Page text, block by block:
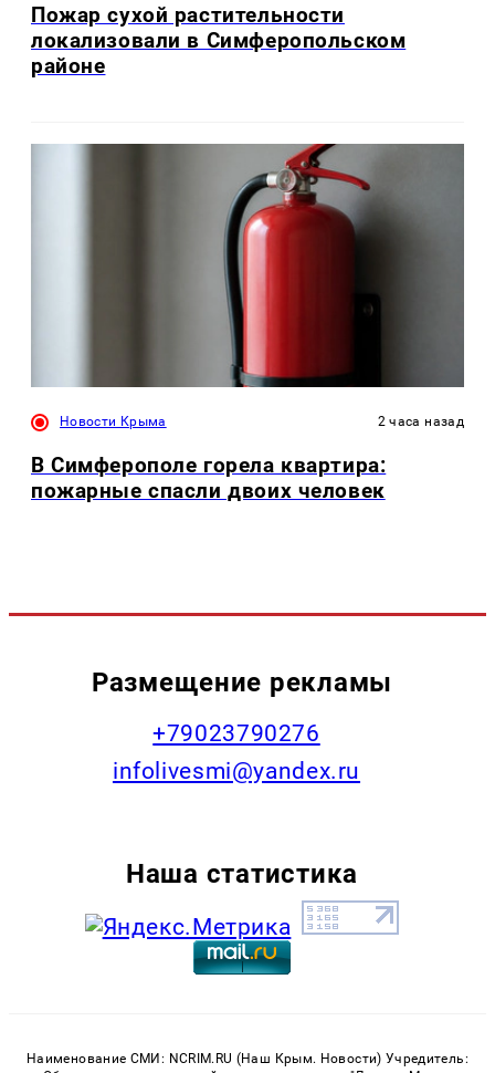
Пожар сухой растительности
локализовали в Симферопольском
районе
Новости Крыма 2 часа назад
В Симферополе горела квартира:
пожарные спасли двоих человек
Размещение рекламы
+79023790276
infolivesmi@yandex.ru
Наша статистика
Наименование СМИ: NCRIM.RU (Наш Крым. Новости) Учредитель: